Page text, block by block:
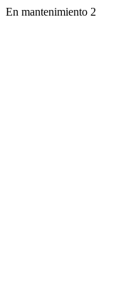
En mantenimiento 2